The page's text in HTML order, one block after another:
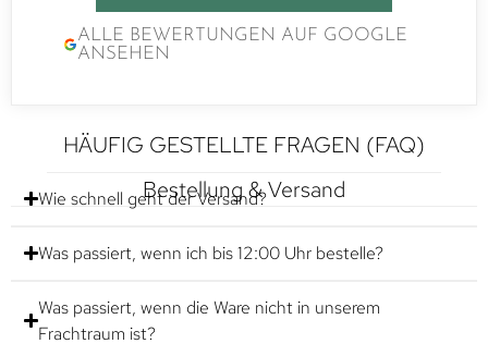
ALLE BEWERTUNGEN AUF GOOGLE
ANSEHEN
HÄUFIG GESTELLTE FRAGEN (FAQ)
Bestellung & Versand
Wie schnell geht der Versand?
Was passiert, wenn ich bis 12:00 Uhr bestelle?
Was passiert, wenn die Ware nicht in unserem
Frachtraum ist?